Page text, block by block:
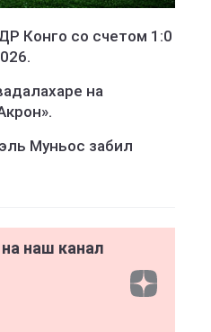
Конго со счетом 1:0
на
Муньос забил
наш канал